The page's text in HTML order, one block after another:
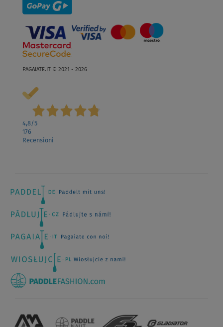
PAGAIATE.IT © 2021 - 2026
4,8/5
176
Recensioni